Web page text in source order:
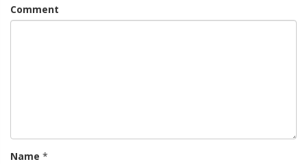
Comment
Name *